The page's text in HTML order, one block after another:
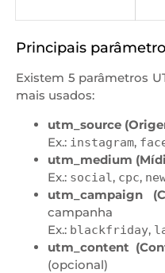
Principais
Existem 5 parâmetros
mais usados:
utm_source
Ex.: instagram,
utm_medium
Ex.: social, cpc,
utm_campaign
campanha
Ex.: blackfriday,
utm_content
(opcional)